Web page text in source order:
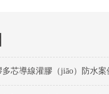
芯導線灌膠（jiāo）防水案